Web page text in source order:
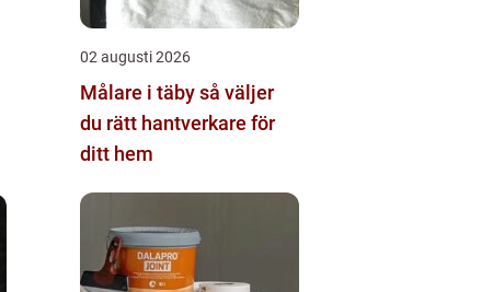
02 augusti 2026
Målare i täby så väljer
du rätt hantverkare för
ditt hem